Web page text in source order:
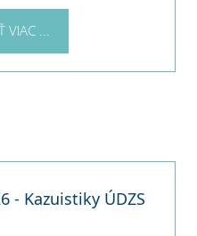
...
- Kazuistiky ÚDZS